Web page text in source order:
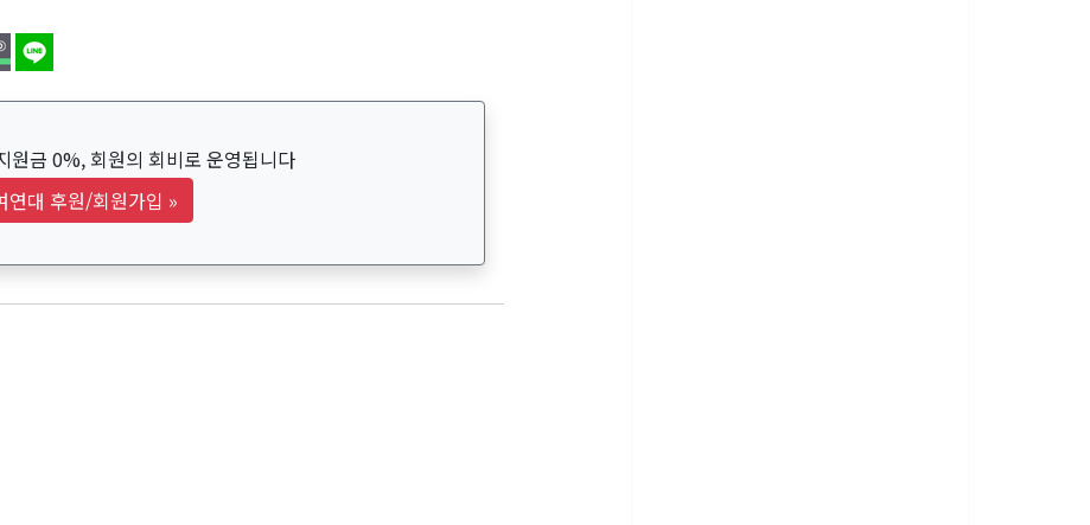
원금 0%, 회원의 회비로 운영됩니다
연대 후원/회원가입 »